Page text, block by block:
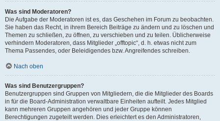
Was sind Moderatoren?
Die Aufgabe der Moderatoren ist es, das Geschehen im Forum zu beobachten.
Sie haben das Recht, in ihrem Bereich Beiträge zu ändern und zu löschen und
Themen zu schließen, zu öffnen, zu verschieben und zu teilen. Üblicherweise
verhindern Moderatoren, dass Mitglieder „offtopic“, d. h. etwas nicht zum
Thema Passendes, oder Beleidigendes bzw. Angreifendes schreiben.
Nach oben
Was sind Benutzergruppen?
Benutzergruppen sind Gruppen von Mitgliedern, die die Mitglieder des Boards
in für die Board-Administration verwaltbare Einheiten aufteilt. Jedes Mitglied
kann mehreren Gruppen angehören und jeder Gruppe können
Berechtigungen zugeteilt werden. Dies erleichtert es den Administratoren,